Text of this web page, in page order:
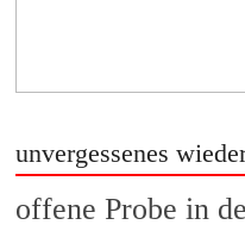
unvergessenes
offene Probe in